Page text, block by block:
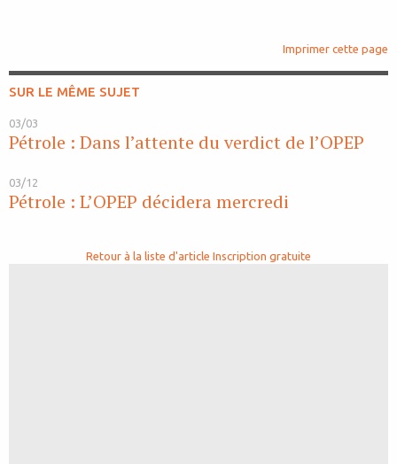
Imprimer cette page
SUR LE MÊME SUJET
03/03
Pétrole : Dans l’attente du verdict de l’OPEP
03/12
Pétrole : L’OPEP décidera mercredi
Retour à la liste d'article Inscription gratuite